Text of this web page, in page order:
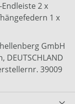
2 x
1 x
GmbH
DEUTSCHLAND
39009